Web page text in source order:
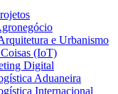
e Urbanismo
(IoT)
Digital
Aduaneira
Internacional